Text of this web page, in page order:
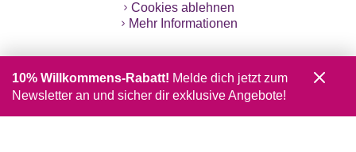
Cookies ablehnen
Mehr Informationen
10% Willkommens-Rabatt! Melde dich jetzt zum
Newsletter an und sicher dir exklusive Angebote!